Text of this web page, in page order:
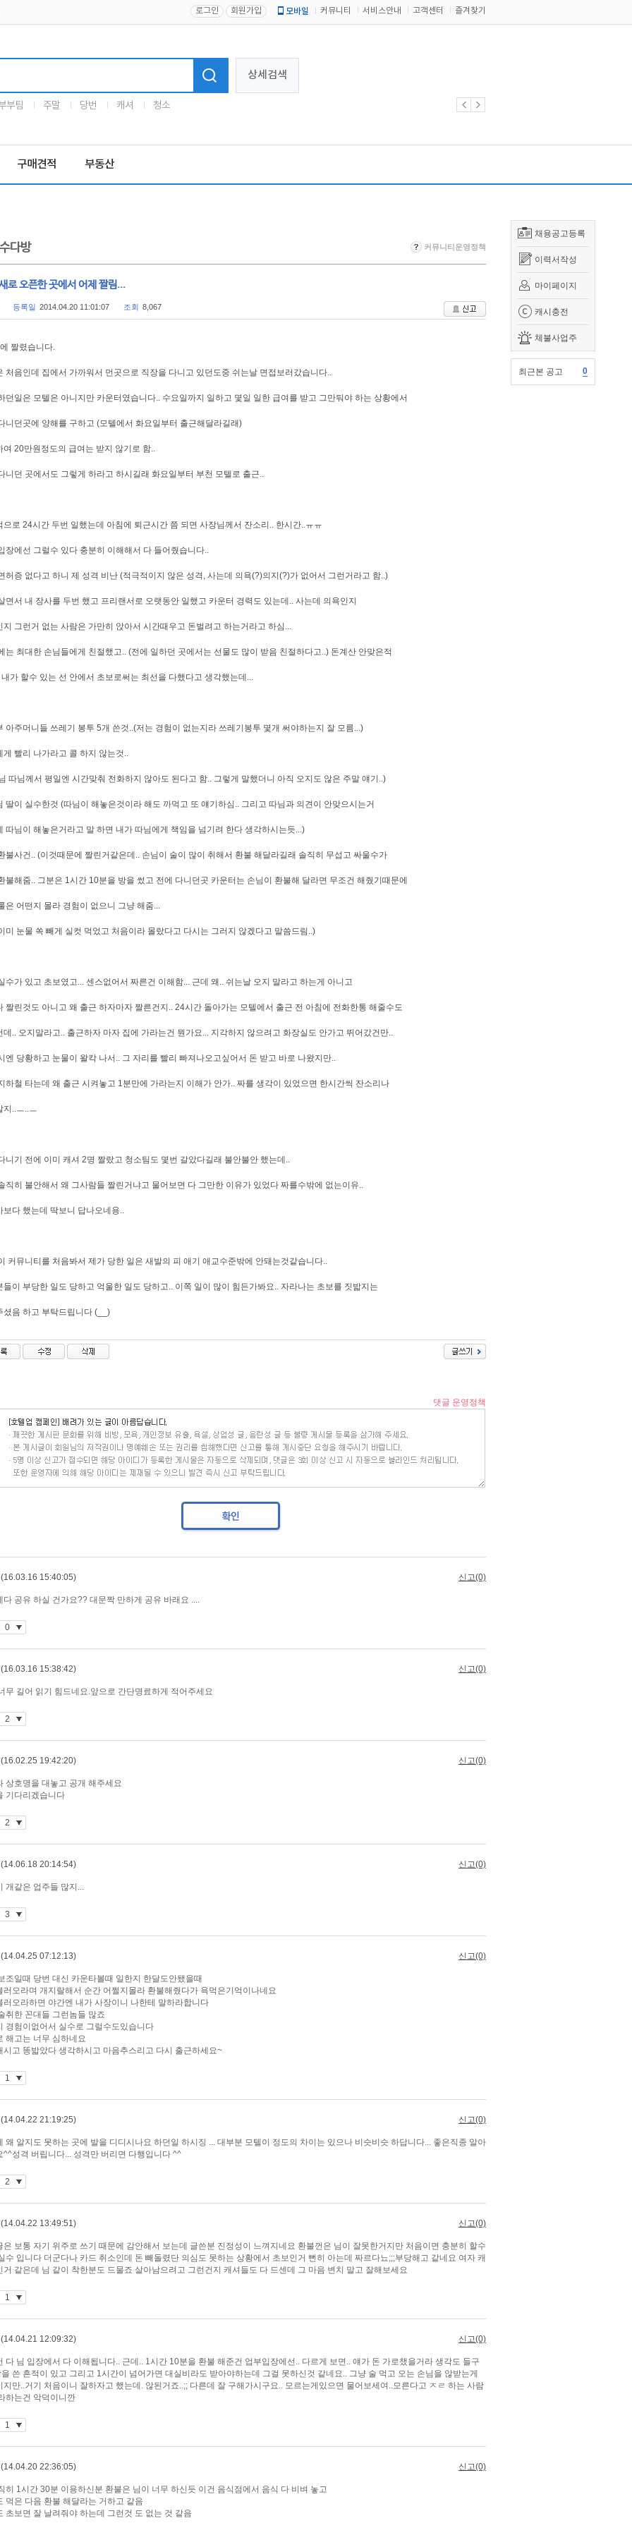
로그인 회원가입 모바일 커뮤니티 서비스안내 고객센터 즐겨찾기
상세검색
부팀 주말 당번 캐셔 청소
구매견적 부동산
채용공고등록
이력서작성
마이페이지
캐시충전
체불사업주
최근본 공고 0
다방 커뮤니티운영정책
로 오픈한 곳에서 어제 짤림...
등록일 2014.04.20 11:01:07 조회 8,067
짤렸습니다.
처음인데 집에서 가까워서 먼곳으로 직장을 다니고 있던도중 쉬는날 면접보러갔습니다..
던일은 모텔은 아니지만 카운터였습니다.. 수요일까지 일하고 몇일 일한 급여를 받고 그만둬야 하는 상황에서
니던곳에 양해를 구하고 (모텔에서 화요일부터 출근해달라길래)
여 20만원정도의 급여는 받지 않기로 함..
니던 곳에서도 그렇게 하라고 하시길래 화요일부터 부천 모텔로 출근..
으로 24시간 두번 일했는데 아침에 퇴근시간 쯤 되면 사장님께서 잔소리.. 한시간..ㅠㅠ
장에선 그럴수 있다 충분히 이해해서 다 들어줬습니다..
허증 없다고 하니 제 성격 비난 (적극적이지 않은 성격, 사는데 의욕(?)의지(?)가 없어서 그런거라고 함..)
면서 내 장사를 두번 했고 프리랜서로 오랫동안 일했고 카운터 경력도 있는데.. 사는데 의욕인지
지 그런거 없는 사람은 가만히 앉아서 시간때우고 돈벌려고 하는거라고 하심...
는 최대한 손님들에게 친절했고.. (전에 일하던 곳에서는 선물도 많이 받음 친절하다고..) 돈계산 안맞은적
내가 할수 있는 선 안에서 초보로써는 최선을 다했다고 생각했는데...
아주머니들 쓰레기 봉투 5개 쓴것..(저는 경험이 없는지라 쓰레기봉투 몇개 써야하는지 잘 모름...)
게 빨리 나가라고 콜 하지 않는것..
따님께서 평일엔 시간맞춰 전화하지 않아도 된다고 함.. 그렇게 말했더니 아직 오지도 않은 주말 얘기..)
딸이 실수한것 (따님이 해놓은것이라 해도 까먹고 또 얘기하심.. 그리고 따님과 의견이 안맞으시는거
따님이 해놓은거라고 말 하면 내가 따님에게 책임을 넘기려 한다 생각하시는듯...)
불사건.. (이것때문에 짤린거같은데.. 손님이 술이 많이 취해서 환불 해달라길래 솔직히 무섭고 싸울수가
불해줌.. 그분은 1시간 10분을 방을 썼고 전에 다니던곳 카운터는 손님이 환불해 달라면 무조건 해줬기때문에
은 어떤지 몰라 경험이 없으니 그냥 해줌...
미 눈물 쏙 빼게 실컷 먹었고 처음이라 몰랐다고 다시는 그러지 않겠다고 말씀드림..)
수가 있고 초보였고... 센스없어서 짜른건 이해함... 근데 왜.. 쉬는날 오지 말라고 하는게 아니고
짤린것도 아니고 왜 출근 하자마자 짤른건지.. 24시간 돌아가는 모텔에서 출근 전 아침에 전화한통 해줄수도
데.. 오지말라고.. 출근하자 마자 집에 가라는건 뭔가요... 지각하지 않으려고 화장실도 안가고 뛰어갔건만..
엔 당황하고 눈물이 왈칵 나서.. 그 자리를 빨리 빠져나오고싶어서 돈 받고 바로 나왔지만..
하철 타는데 왜 출근 시켜놓고 1분만에 가라는지 이해가 안가.. 짜를 생각이 있었으면 한시간씩 잔소리나
지..ㅡ..ㅡ
니기 전에 이미 캐셔 2명 짤랐고 청소팀도 몇번 갈았다길래 불안불안 했는데..
직히 불안해서 왜 그사람들 짤린거냐고 물어보면 다 그만한 이유가 있었다 짜를수밖에 없는이유..
보다 했는데 딱보니 답나오네용..
커뮤니티를 처음봐서 제가 당한 일은 새발의 피 애기 애교수준밖에 안돼는것같습니다..
들이 부당한 일도 당하고 억울한 일도 당하고.. 이쪽 일이 많이 힘든가봐요.. 자라나는 초보를 짓밟지는
셨음 하고 부탁드립니다 (__)